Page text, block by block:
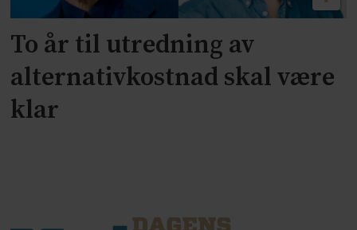
To år til utredning av
alternativkostnad skal være
klar